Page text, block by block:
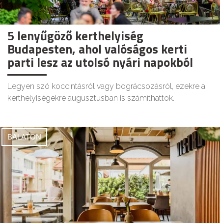
5 lenyűgöző kerthelyiség
Budapesten, ahol valóságos kerti
parti lesz az utolsó nyári napokból
Legyen szó koccintásról vagy bográcsozásról, ezekre a
kerthelyiségekre augusztusban is számíthattok.
BALATON